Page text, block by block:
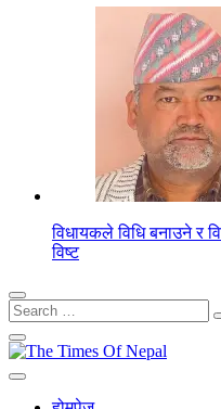
विधायकले विधि बनाउने र
विष्ट
Search
for: